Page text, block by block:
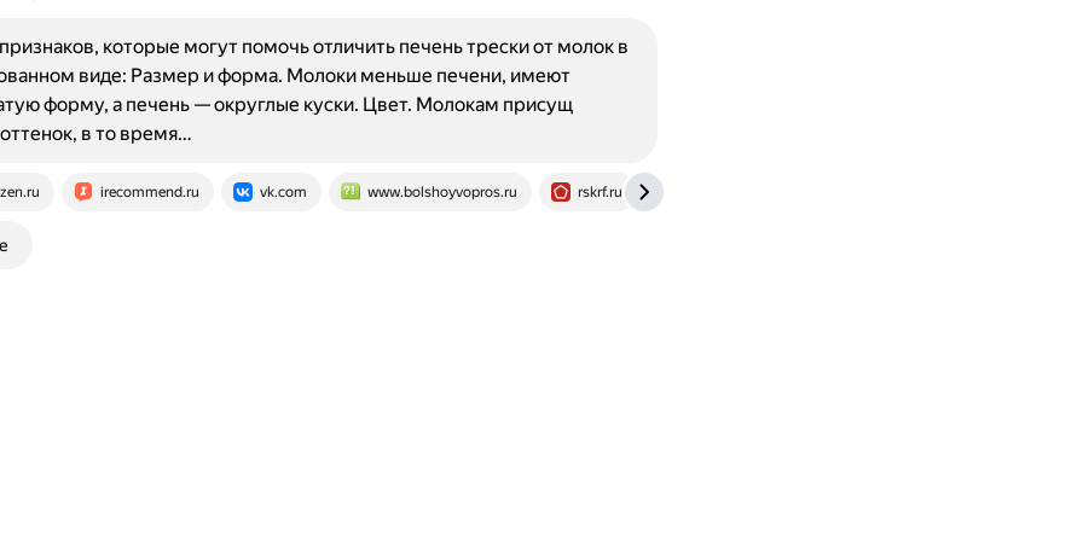
irecommend.ru vk.com www.bolshoyvopros.ru rskrf.ru
которые могут помочь отличить печень трески от молок в
виде: Размер и форма. Молоки меньше печени, имеют
форму, а печень — округлые куски. Цвет. Молокам присущ
в то время…